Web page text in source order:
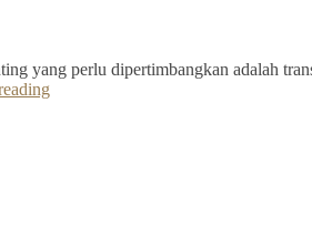
yang perlu dipertimbangkan adalah